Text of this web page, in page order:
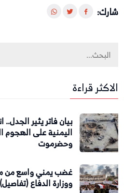
شارك:
الاكثر قراءة
بيان فاتر يثير الجدل..
اليمنية على الهجوم
وحضرموت
غضب يمني واسع من
ووزارة الدفاع (تفاصيل)